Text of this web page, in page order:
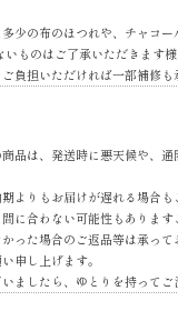
少の布のほつれや、チャコ
ものはご了承いただきます様
負担いただければ一部補修も
品は、発送時に悪天候や、
よりもお届けが遅れる場合も
に合わない可能性もあります
った場合のご返品等は承って
申し上げます。
ましたら、ゆとりを持ってご